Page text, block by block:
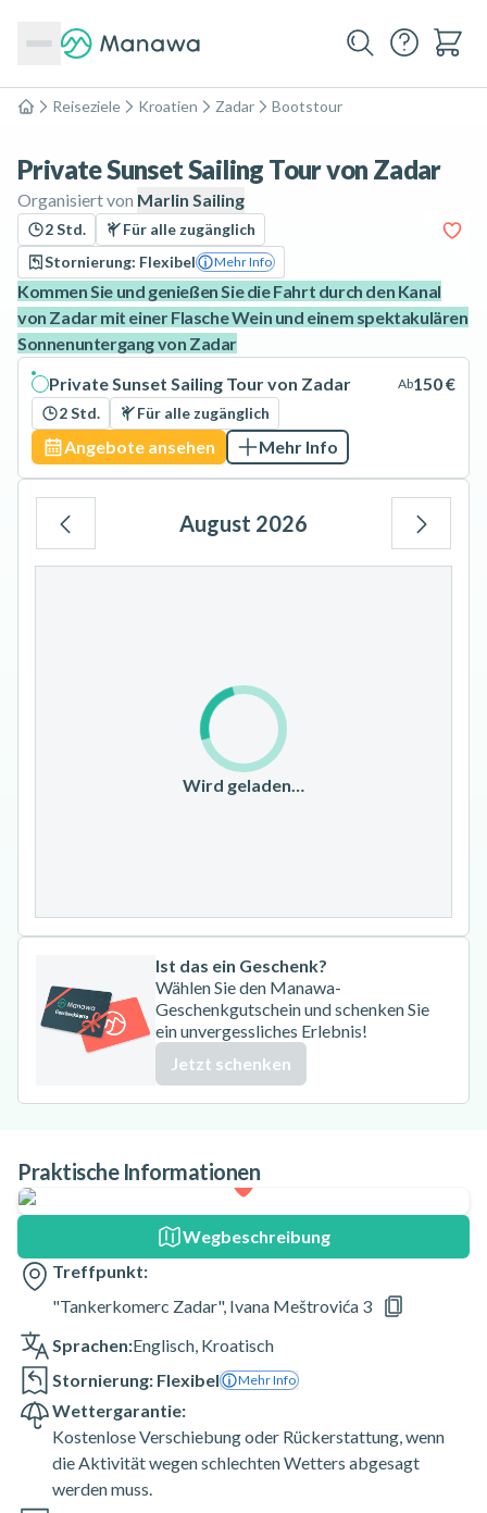
Home
Reiseziele Kroatien Zadar Bootstour
Private Sunset Sailing Tour von Zadar
Organisiert von Marlin Sailing
2 Std.
Für alle zugänglich
Stornierung: Flexibel
Mehr Info
Kommen Sie und genießen Sie die Fahrt durch den Kanal
von Zadar mit einer Flasche Wein und einem spektakulären
Sonnenuntergang von Zadar
Private Sunset Sailing Tour von Zadar
Ab150 €
2 Std. Für alle zugänglich
Angebote ansehen Mehr Info
August 2026
19 20
Wird geladen…
Ist das ein Geschenk?
Wählen Sie den Manawa-
Geschenkgutschein und schenken Sie
ein unvergessliches Erlebnis!
Jetzt schenken
Praktische Informationen
Wegbeschreibung
Treffpunkt:
"Tankerkomerc Zadar", Ivana Meštrovića 3
Sprachen:Englisch, Kroatisch
Stornierung: Flexibel
Mehr Info
Wettergarantie:
Kostenlose Verschiebung oder Rückerstattung, wenn
die Aktivität wegen schlechten Wetters abgesagt
werden muss.